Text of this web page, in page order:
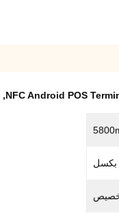
NFC Android POS
,